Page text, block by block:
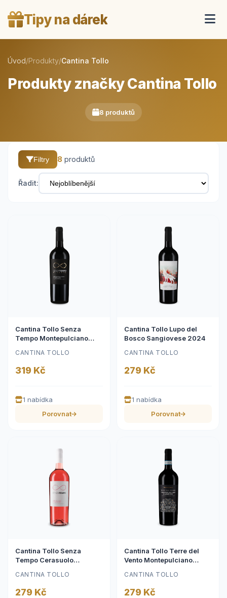
Tipy na dárek
Úvod/Produkty/Cantina Tollo
Produkty značky Cantina Tollo
8 produktů
Filtry 8 produktů
Řadit:
Cantina Tollo Senza
Tempo Montepulciano
CANTINA TOLLO
319 Kč
1 nabídka
Porovnat
Cantina Tollo Lupo del
Bosco Sangiovese 2024
CANTINA TOLLO
279 Kč
1 nabídka
Porovnat
Cantina Tollo Senza
Tempo Cerasuolo
CANTINA TOLLO
279 Kč
Cantina Tollo Terre del
Vento Montepulciano
CANTINA TOLLO
279 Kč